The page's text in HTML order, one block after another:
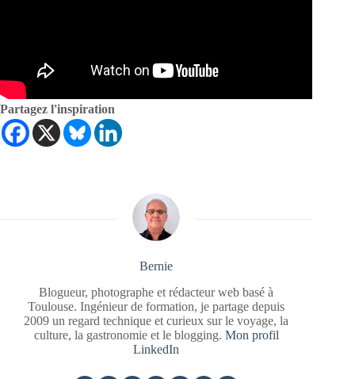
Partagez l'inspiration
Bernie
Blogueur, photographe et rédacteur web basé à
Toulouse. Ingénieur de formation, je partage depuis
2009 un regard technique et curieux sur le voyage, la
culture, la gastronomie et le blogging. Mon profil
LinkedIn